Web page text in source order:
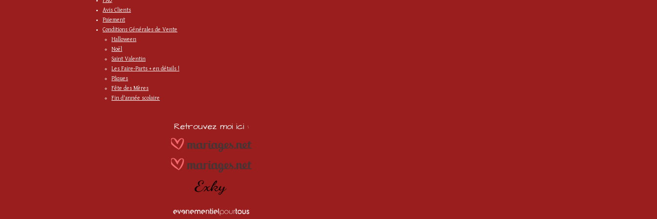
Avis Clients
Paiement
Conditions Générales de Vente
Halloween
Noël
Saint Valentin
Les Faire-Parts + en détails !
Pâques
Fête des Mères
Fin d'année scolaire
Retrouvez moi ici :